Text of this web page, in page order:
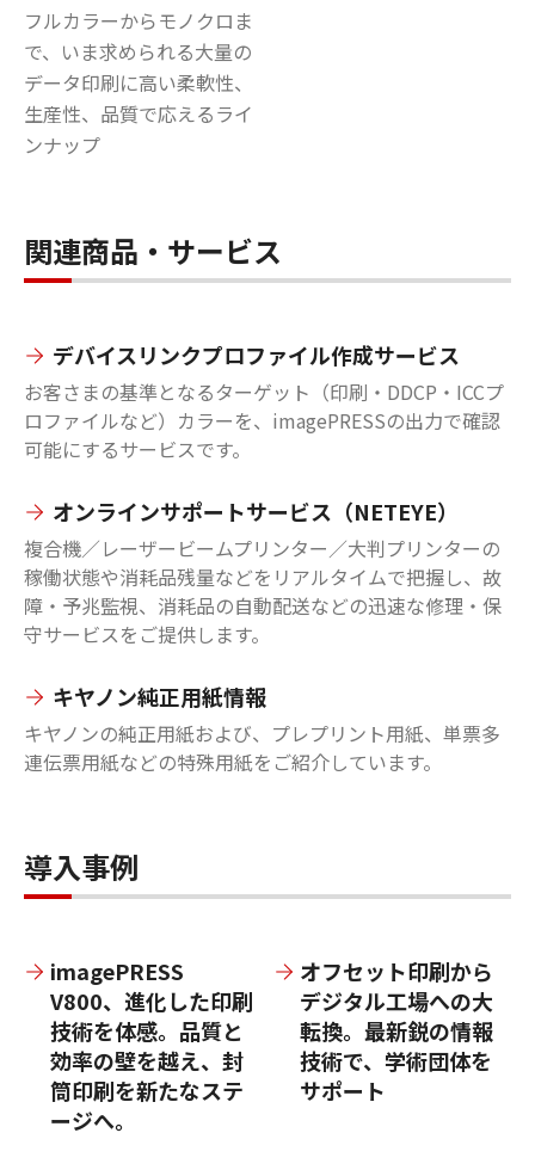
フルカラーからモノクロま
で、いま求められる大量の
データ印刷に高い柔軟性、
生産性、品質で応えるライ
ンナップ
関連商品・サービス
デバイスリンクプロファイル作成サービス
お客さまの基準となるターゲット（印刷・DDCP・ICCプ
ロファイルなど）カラーを、imagePRESSの出力で確認
可能にするサービスです。
オンラインサポートサービス（NETEYE）
複合機／レーザービームプリンター／大判プリンターの
稼働状態や消耗品残量などをリアルタイムで把握し、故
障・予兆監視、消耗品の自動配送などの迅速な修理・保
守サービスをご提供します。
キヤノン純正用紙情報
キヤノンの純正用紙および、プレプリント用紙、単票多
連伝票用紙などの特殊用紙をご紹介しています。
導入事例
imagePRESS
V800、進化した印刷
技術を体感。品質と
効率の壁を越え、封
筒印刷を新たなステ
ージへ。
オフセット印刷から
デジタル工場への大
転換。最新鋭の情報
技術で、学術団体を
サポート